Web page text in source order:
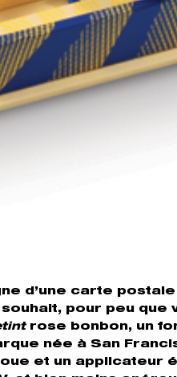
d’une carte
pour peu que
rose bonbon, un
née à San
et un applicateur